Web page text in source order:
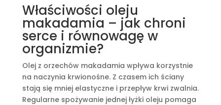
Właściwości oleju
makadamia – jak chroni
serce i równowagę w
organizmie?
Olej z orzechów makadamia wpływa korzystnie
na naczynia krwionośne. Z czasem ich ściany
stają się mniej elastyczne i przepływ krwi zwalnia.
Regularne spożywanie jednej łyżki oleju pomaga